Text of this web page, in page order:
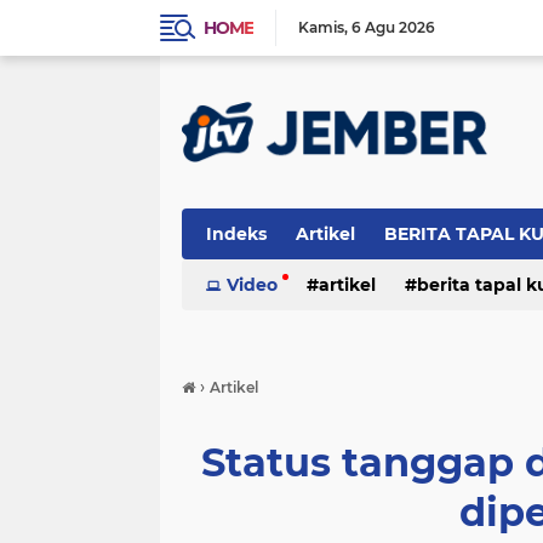
HOME Kamis 6 Agu 2026
Indeks Artikel BERITA TAPAL
PERISTIWA
Video artikel berita tapal
› Artikel
Status tanggap